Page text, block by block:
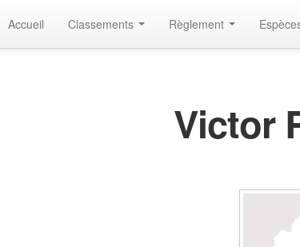
Accueil Classements Règlement
Victor